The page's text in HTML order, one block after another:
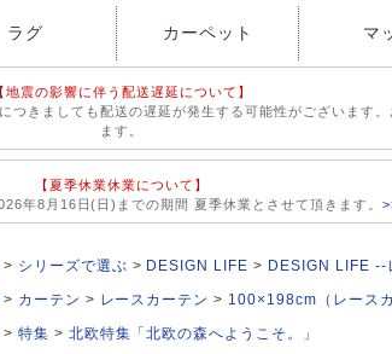
ラグ カーペット マ
【地震の影響に伴う配送遅延について】
きましても配送の遅延が発生する可能性がございます
ます。
【夏季休業休業について】
年8月16日(日)までの期間 夏季休業とさせて頂きます。
シリーズで選ぶ DESIGN LIFE
DESIGN LIFE --
カーテン レースカーテン
100×198cm（レース
特集
北欧特集「北欧の森へようこそ。」